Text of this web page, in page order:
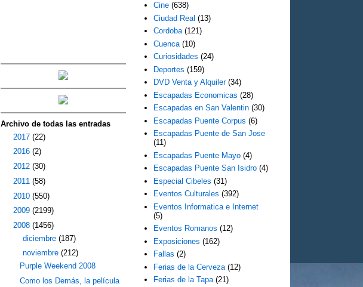
Archivo de todas las entradas
2017 (22)
2016 (2)
2012 (30)
2011 (58)
2010 (550)
2009 (2199)
2008 (1456)
diciembre (187)
noviembre (212)
Purple Weekend 2008
Como los Demás, la película
Cine (638)
Ciudad Real (13)
Cordoba (121)
Cuenca (10)
Curiosidades (24)
Deportes (159)
DVD Venta y Alquiler (34)
Escapadas Economicas (28)
Escapadas en San Valentin (30)
Escapadas Puente Corpus (6)
Escapadas Puente de San Jose
(11)
Escapadas Puente Mayo (4)
Escapadas Puente San Isidro (4)
Especial Cibeles (31)
Eventos Culturales (392)
Eventos Informatica e Internet
(5)
Eventos Romanos (12)
Exposiciones (162)
Fallas (2)
Ferias de la Cerveza (12)
Ferias de la Tapa (21)